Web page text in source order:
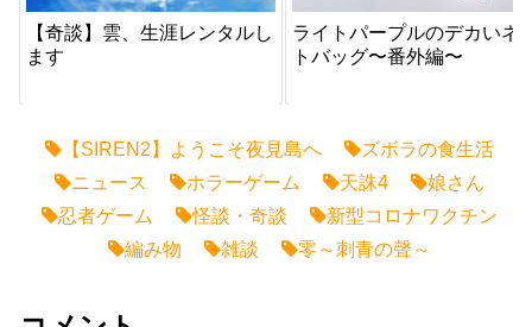
【奇談】雲、生涯レンタルし
ます
ライトパープルのデカいネ
トバッグ〜番外編〜
【SIREN2】ようこそ夜見島へ
ズボラの食生活
ニュース
ホラーゲーム 天誅4
娘さん
忍者ゲーム
怪談・奇談
新型コロナワクチン
編み物
雑談 零～刺青の聲～